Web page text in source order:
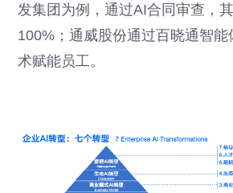
发集团为例，通过AI合同审查，
100%；通威股份通过百晓通智能
术赋能员工。